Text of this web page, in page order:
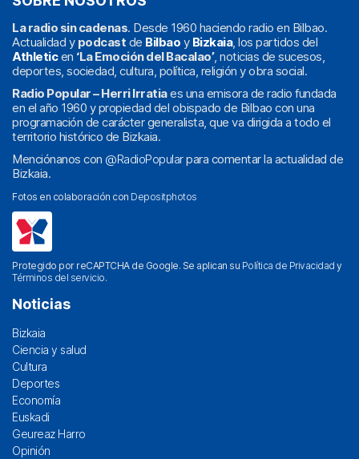
La radio sin cadenas. Desde 1960 haciendo radio en Bilbao.
Actualidad y podcast de Bilbao y Bizkaia, los partidos del
Athleticen ‘La Emoción del Bacalao’, noticias de sucesos,
deportes, sociedad, cultura, política, religión y obra social.
Radio Popular – Herri Irratiaes una emisora de radio fundada
en el año 1960 y propiedad del obispado de Bilbao con una
programación de carácter generalista, que va dirigida a todo el
territorio histórico de Bizkaia.
Menciónanos con @RadioPopularpara comentar la actualidad de
Bizkaia.
Fotos en colaboración con Depositphotos
Protegido por reCAPTCHA de Google. Se aplican su Política de Privacidad y
Términos del servicio.
Noticias
Bizkaia
Ciencia y salud
Cultura
Deportes
Economía
Euskadi
Geureaz Harro
Opinión